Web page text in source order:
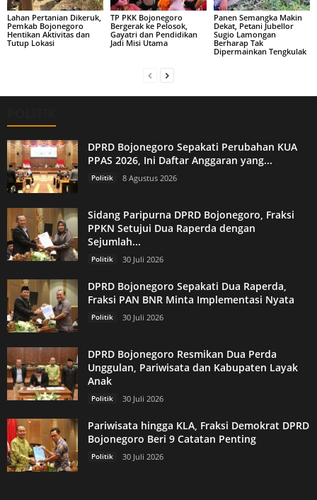
Lahan Pertanian Dikeruk,
Pemkab Bojonegoro
Hentikan Aktivitas dan
Tutup Lokasi
TP PKK Bojonegoro
Bergerak ke Pelosok,
Gayatri dan Pendidikan
Jadi Misi Utama
Panen Semangka Makin
Dekat, Petani Jubellor
Sugio Lamongan
Berharap Tak
Dipermainkan Tengkulak
DPRD Bojonegoro Sepakati Perubahan KUA
PPAS 2026, Ini Daftar Anggaran yang...
Politik 8 Agustus 2026
Sidang Paripurna DPRD Bojonegoro, Fraksi
PPKN Setujui Dua Raperda dengan
Sejumlah...
Politik 30 Juli 2026
DPRD Bojonegoro Sepakati Dua Raperda,
Fraksi PAN BNR Minta Implementasi Nyata
Politik 30 Juli 2026
DPRD Bojonegoro Resmikan Dua Perda
Unggulan, Pariwisata dan Kabupaten Layak
Anak
Politik 30 Juli 2026
Pariwisata hingga KLA, Fraksi Demokrat DPRD
Bojonegoro Beri 9 Catatan Penting
Politik 30 Juli 2026